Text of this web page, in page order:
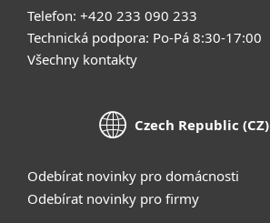
Telefon: +420 233 090 233
Technická podpora: Po-Pá 8:30-17:00
Všechny kontakty
Czech Republic (CZ)
Odebírat novinky pro domácnosti
Odebírat novinky pro firmy